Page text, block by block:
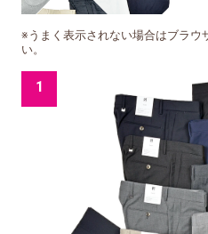
※うまく表示されない場合はブラウ
い。
1